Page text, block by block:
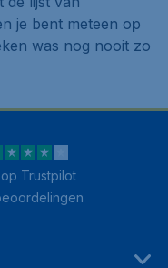
je bent meteen op
was nog nooit zo
op Trustpilot